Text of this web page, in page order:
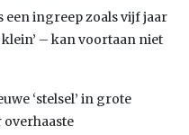
een ingreep zoals vijf jaar
– kan voortaan niet
‘stelsel’ in grote